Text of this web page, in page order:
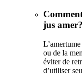
jus amer?
ou de la
éviter de
d’utiliser